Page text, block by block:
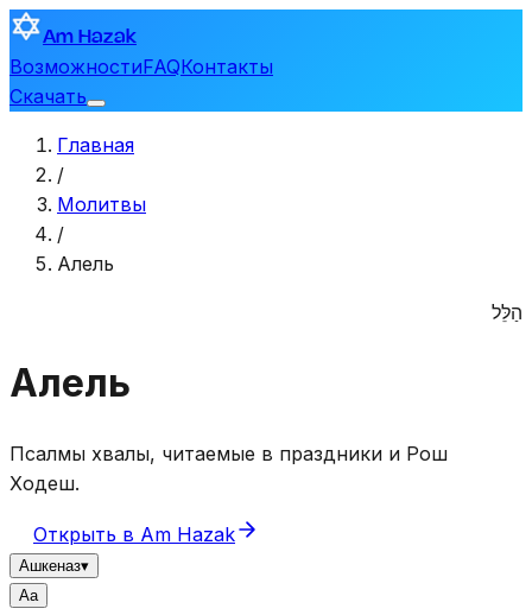
Am Hazak
ВозможностиFAQКонтакты
Скачать
Главная
/
Молитвы
/
Алель
הַלֵּל
Алель
Псалмы хвалы, читаемые в праздники и Рош
Ходеш.
Открыть в Am Hazak
Ашкеназ▾
Aa